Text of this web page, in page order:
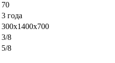
70
3 года
300x1400x700
3/8
5/8